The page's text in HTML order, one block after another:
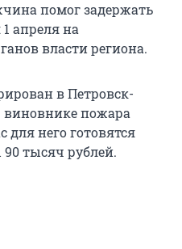
помог задержать
апреля на
власти региона.
в Петровск-
виновнике пожара
для него готовятся
тысяч рублей.